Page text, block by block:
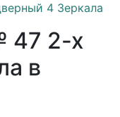
4 Зеркала
47 2-х
в